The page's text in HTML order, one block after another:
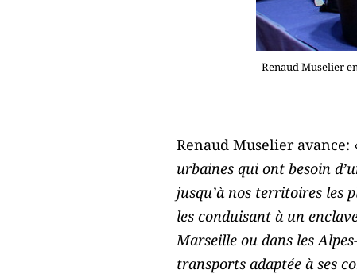
Renaud Muselier
Renaud Muselier avance:
urbaines qui ont besoin
jusqu’à nos territoires les
les conduisant à un
Marseille ou dans les
transports adaptée à ses